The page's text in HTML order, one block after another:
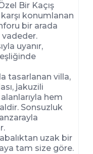
Bir Kaçış
karşı konumlanan
bir arada
uyanır,
eşliğinde
tasarlanan villa,
jakuzili
hem
Sonsuzluk
uzak bir
tam size göre.